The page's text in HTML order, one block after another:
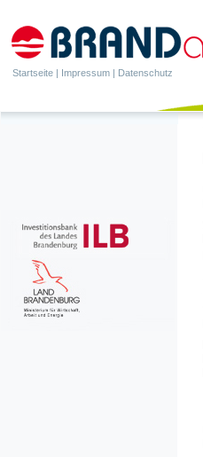
Startseite | Impressum | Datenschutz